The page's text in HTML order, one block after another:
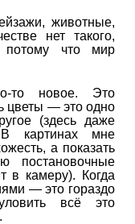
животные,
нет такого,
что мир
то новое. Это
цветы — это одно
(здесь даже
картинах мне
а показать
постановочные
в камеру). Когда
— это гораздо
всё это